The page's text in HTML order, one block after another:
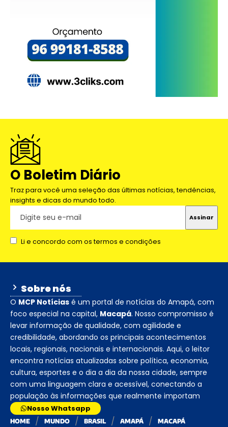
O Boletim Diário
Traz para você uma seleção das últimas notícias, tendências,
insights e dicas do mundo todo.
Li e concordo com os termos e condições
Sobre nós
O MCP Notícias é um portal de notícias do Amapá, com
foco especial na capital, Macapá. Nosso compromisso é
levar informação de qualidade, com agilidade e
credibilidade, abordando os principais acontecimentos
locais, regionais, nacionais e internacionais. Aqui, o leitor
encontra notícias atualizadas sobre política, economia,
cultura, esportes e o dia a dia da nossa cidade, sempre
com uma linguagem clara e acessível, conectando a
população às informações que realmente importam
Nosso Whatsapp
HOME MUNDO BRASIL AMAPÁ MACAPÁ